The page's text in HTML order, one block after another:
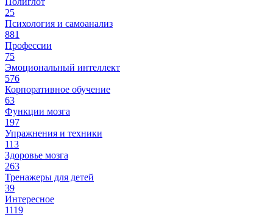
25
Психология и самоанализ
881
Профессии
75
Эмоциональный интеллект
576
Корпоративное обучение
63
Функции мозга
197
Упражнения и техники
113
Здоровье мозга
263
Тренажеры для детей
39
Интересное
1119